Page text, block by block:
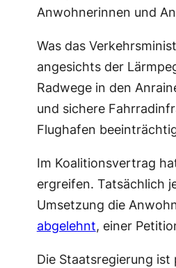
Anwohnerinnen und
Was das
angesichts der
Radwege in den
und sichere
Flughafen
Im Koalitionsvertrag
ergreifen. Tatsächlich
Umsetzung die
abgelehnt, einer
Die Staatsregierung